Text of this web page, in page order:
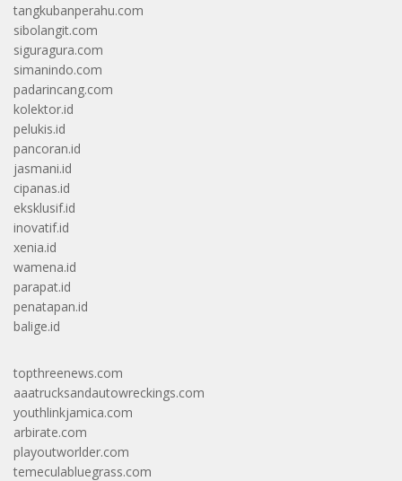
tangkubanperahu.com
sibolangit.com
siguragura.com
simanindo.com
padarincang.com
kolektor.id
pelukis.id
pancoran.id
jasmani.id
cipanas.id
eksklusif.id
inovatif.id
xenia.id
wamena.id
parapat.id
penatapan.id
balige.id
topthreenews.com
aaatrucksandautowreckings.com
youthlinkjamica.com
arbirate.com
playoutworlder.com
temeculabluegrass.com